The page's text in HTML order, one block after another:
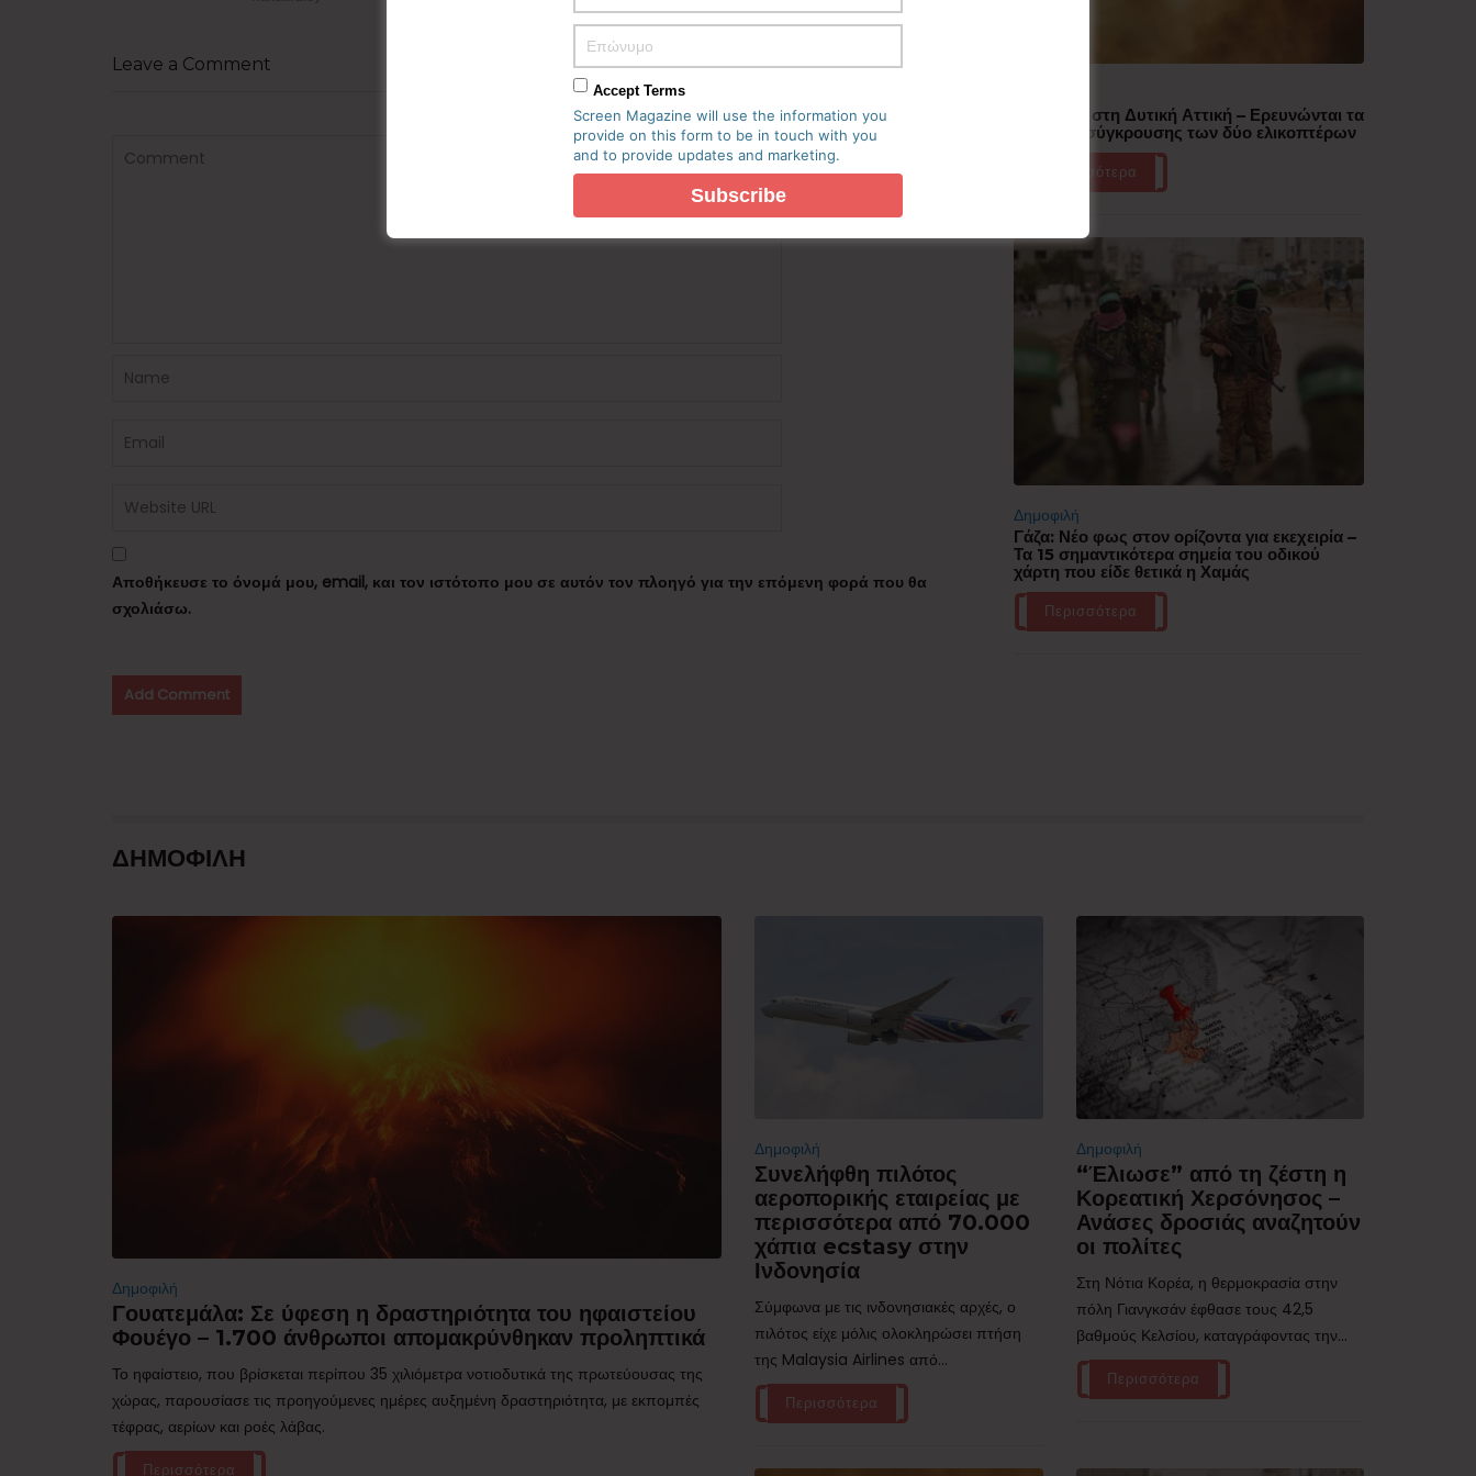
Leave a Comment
Αποθήκευσε το όνομά μου, email, και τον ιστότοπο μου σε αυτόν τον πλοηγό για την επόμενη φορά που θα
σχολιάσω.
Πυρκαγιά στη Δυτική Αττική – Ερευνώνται τα
αίτια της σύγκρουσης των δύο ελικοπτέρων
Περισσότερα
Δημοφιλή
Γάζα: Νέο φως στον ορίζοντα για εκεχειρία –
Τα 15 σημαντικότερα σημεία του οδικού
χάρτη που είδε θετικά η Χαμάς
Περισσότερα
ΔΗΜΟΦΙΛΗ
Δημοφιλή
Γουατεμάλα: Σε ύφεση η δραστηριότητα του ηφαιστείου
Φουέγο – 1.700 άνθρωποι απομακρύνθηκαν προληπτικά
Το ηφαίστειο, που βρίσκεται περίπου 35 χιλιόμετρα νοτιοδυτικά της πρωτεύουσας της
χώρας, παρουσίασε τις προηγούμενες ημέρες αυξημένη δραστηριότητα, με εκπομπές
τέφρας, αερίων και ροές λάβας.
Περισσότερα
Δημοφιλή
Συνελήφθη πιλότος
αεροπορικής εταιρείας με
περισσότερα από 70.000
χάπια ecstasy στην
Ινδονησία
Σύμφωνα με τις ινδονησιακές αρχές, ο
πιλότος είχε μόλις ολοκληρώσει πτήση
της Malaysia Airlines από...
Περισσότερα
Δημοφιλή
“Έλιωσε” από τη ζέστη η
Κορεατική Χερσόνησος –
Ανάσες δροσιάς αναζητούν
οι πολίτες
Στη Νότια Κορέα, η θερμοκρασία στην
πόλη Γιανγκσάν έφθασε τους 42,5
βαθμούς Κελσίου, καταγράφοντας την...
Περισσότερα
Accept Terms
Screen Magazine will use the information you
provide on this form to be in touch with you
and to provide updates and marketing.